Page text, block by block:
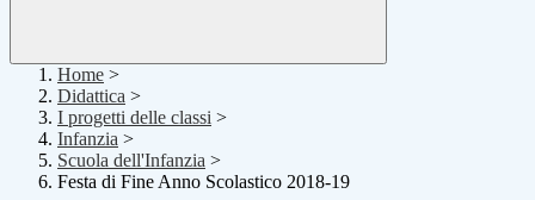
Home >
Didattica >
I progetti delle classi >
Infanzia >
Scuola dell'Infanzia >
Festa di Fine Anno Scolastico 2018-19